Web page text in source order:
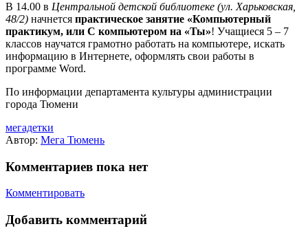
В 14.00 в Центральной детской библиотеке (ул. Харьковская,
48/2) начнется практическое занятие «Компьютерный
практикум, или С компьютером на «Ты»! Учащиеся 5 – 7
классов научатся грамотно работать на компьютере, искать
информацию в Интернете, оформлять свои работы в
программе Word.
По информации департамента культуры администрации
города Тюмени
мегадетки
Автор: Мега Тюмень
Комментариев пока нет
Комментировать
Добавить комментарий